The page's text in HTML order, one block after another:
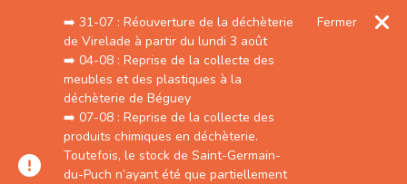
➡️ 31-07 : Réouverture de la déchèterie
de Virelade à partir du lundi 3 août
➡️⁣⁣⁣ 04-08 : Reprise de la collecte des
meubles et des plastiques à la
déchèterie de Béguey
➡️⁣⁣⁣ 07-08 : Reprise de la collecte des
produits chimiques en déchèterie.
Toutefois, le stock de Saint-Germain-
du-Puch n’ayant été que partiellement
Fermer